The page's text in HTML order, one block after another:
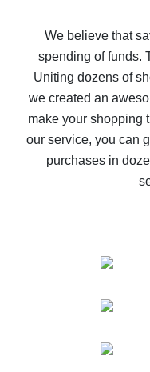
10% cash back
The best cash
The best cash
We believe that
spending of funds.
Uniting dozens of
we created an
make your shopping
our service, you can
purchases in